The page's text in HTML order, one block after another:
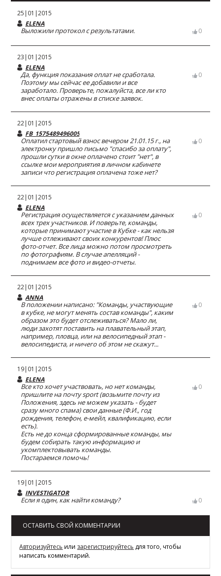
25|01|2015
ELENA
Выложили протокол с результатами. 0
23|01|2015
ELENA
Да, функция показания оплат не сработала.
Поэтому мы сейчас ее добавили и все
заработало. Проверьте, пожалуйста, все ли кто
внес оплаты отражены в списке заявок.
0
22|01|2015
FB_1575489496005249
Оплатил стартовый взнос вечером 21.01.15 г., на
электронку пришло письмо "спасибо за оплату",
прошли сутки в окне оплачено стоит "нет", в
ссылке мои мероприятия в личном кабинете
записи что регистрация оплачена тоже нет?
0
22|01|2015
ELENA
Регистрация осуществляется с указанием данных
всех трех участников. И поверьте, команды,
которые принимают участие в Кубке - как нельзя
лучше отлеживают своих конкурентов! Плюс
фото-отчет. Все лица можно потом просмотреть
по фотографиям. В случае апелляций -
поднимаем все фото и видео-отчеты.
0
22|01|2015
ANNA
В положении написано: "Команды, участвующие
в кубке, не могут менять состав команды", каким
образом это будет отслеживаться? Мало ли,
люди захотят поставить на плавательный этап,
например, пловца, или на велосипедный этап -
велосипедиста, и ничего об этом не скажут...
0
19|01|2015
ELENA
Все кто хочет участвовать, но нет команды,
пришлите на почту sport (возьмите почту из
Положения, здесь не можем указать - будет
сразу много спама) свои данные (Ф.И., год
рождения, телефон, е-мейл, квалификацию, если
есть).
Есть не до конца сформированные команды, мы
будем собирать такую информацию и
укомплектовывать команды.
Постараемся помочь!
0
19|01|2015
INVESTIGATOR
Если я один, как найти команду? 0
ОСТАВИТЬ СВОЙ КОММЕНТАРИИ
Авторизуйтесь или зарегистрируйтесь для того, чтобы
написать комментарий.